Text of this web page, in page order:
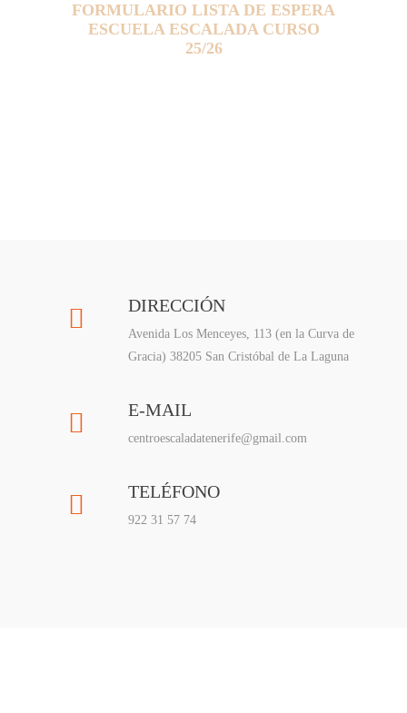
FORMULARIO LISTA DE ESPERA
ESCUELA ESCALADA CURSO
25/26
DIRECCIÓN
Avenida Los Menceyes, 113 (en la Curva de
Gracia) 38205 San Cristóbal de La Laguna
E-MAIL
centroescaladatenerife@gmail.com
TELÉFONO
922 31 57 74